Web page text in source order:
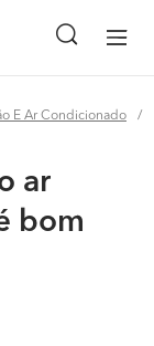
E Ar Condicionado
ar
bom